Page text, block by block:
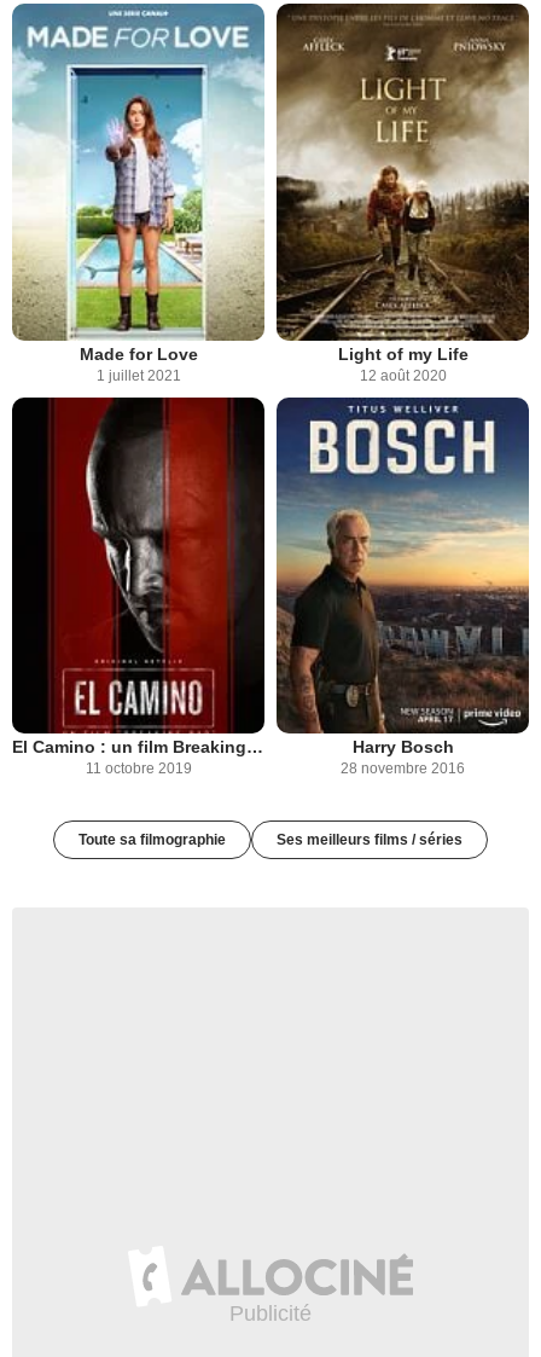
Made for Love
1 juillet 2021
Light of my Life
12 août 2020
El Camino : un film Breaking Bad
11 octobre 2019
Harry Bosch
28 novembre 2016
Toute sa filmographie Ses meilleurs films / séries